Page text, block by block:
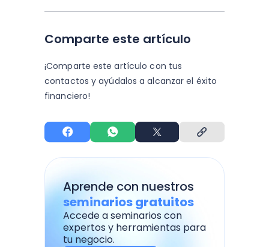
Comparte este artículo
¡Comparte este artículo con tus
contactos y ayúdalos a alcanzar el éxito
financiero!
Aprende con nuestros
seminarios gratuitos
Accede a seminarios con
expertos y herramientas para
tu negocio.